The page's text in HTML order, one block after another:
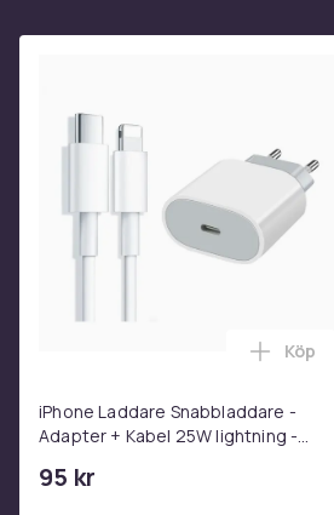
iPhone Laddare Snabbladdare -
Adapter + Kabel 25W lightning -
95 kr
Lägg
Köp